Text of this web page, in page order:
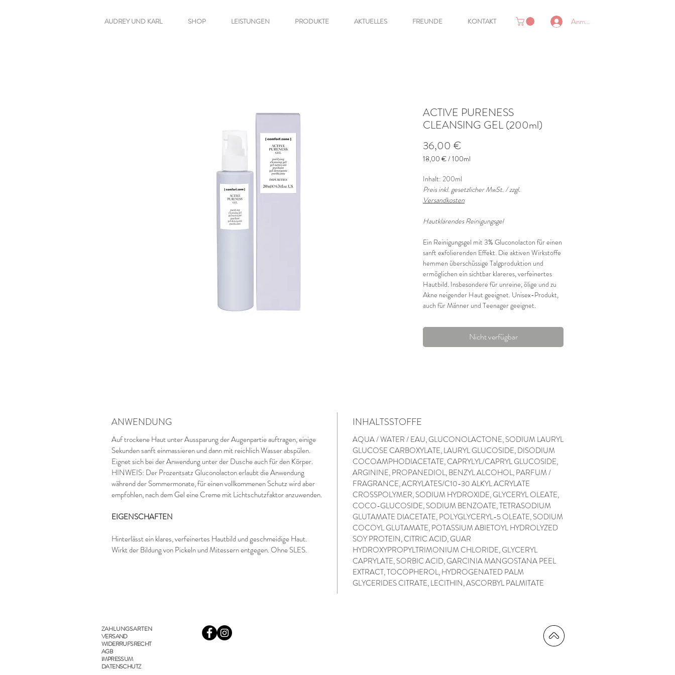
AUDREY UND KARL SHOP LEISTUNGEN PRODUKTE AKTUELLES FREUNDE KONTAKT Anmelden
ACTIVE PURENESS
CLEANSING GEL (200ml)
36,00 €Preis
18,00 €/100ml
pro
100
Milliliter
Inhalt: 200ml
Preis inkl. gesetzlicher MwSt. / zzgl.
Versandkosten
Hautklärendes Reinigungsgel
Ein Reinigungsgel mit 3% Gluconolacton für einen
sanft exfolierenden Effekt. Die aktiven Wirkstoffe
hemmen überschüssige Talgproduktion und
ermöglichen ein sichtbar klareres, verfeinertes
Hautbild. Insbesondere für unreine, ölige und zu
Akne neigender Haut geeignet. Unisex-Produkt,
auch für Männer und Teenager geeignet.
Nicht verfügbar
ANWENDUNG
Auf trockene Haut unter Aussparung der Augenpartie auftragen, einige
Sekunden sanft einmassieren und dann mit reichlich Wasser abspülen.
Eignet sich bei der Anwendung unter der Dusche auch für den Körper.
HINWEIS: Der Prozentsatz Gluconolacton erlaubt die Anwendung
während der Sommermonate, für einen vollkommenen Schutz wird aber
empfohlen, nach dem Gel eine Creme mit Lichtschutzfaktor anzuwenden.
EIGENSCHAFTEN
Hinterlässt ein klares, verfeinertes Hautbild und geschmeidige Haut.
Wirkt der Bildung von Pickeln und Mitessern entgegen. Ohne SLES.
INHALTSSTOFFE
AQUA / WATER / EAU, GLUCONOLACTONE, SODIUM LAURYL
GLUCOSE CARBOXYLATE, LAURYL GLUCOSIDE, DISODIUM
COCOAMPHODIACETATE, CAPRYLYL/CAPRYL GLUCOSIDE,
ARGININE, PROPANEDIOL, BENZYL ALCOHOL, PARFUM /
FRAGRANCE, ACRYLATES/C10-30 ALKYL ACRYLATE
CROSSPOLYMER, SODIUM HYDROXIDE, GLYCERYL OLEATE,
COCO-GLUCOSIDE, SODIUM BENZOATE, TETRASODIUM
GLUTAMATE DIACETATE, POLYGLYCERYL-5 OLEATE, SODIUM
COCOYL GLUTAMATE, POTASSIUM ABIETOYL HYDROLYZED
SOY PROTEIN, CITRIC ACID, GUAR
HYDROXYPROPYLTRIMONIUM CHLORIDE, GLYCERYL
CAPRYLATE, SORBIC ACID, GARCINIA MANGOSTANA PEEL
EXTRACT, TOCOPHEROL, HYDROGENATED PALM
GLYCERIDES CITRATE, LECITHIN, ASCORBYL PALMITATE
ZAHLUNGSARTEN
VERSAND
WIDERRUFSRECHT
AGB
IMPRESSUM
DATENSCHUTZ